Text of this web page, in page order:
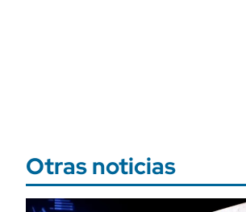
Otras noticias